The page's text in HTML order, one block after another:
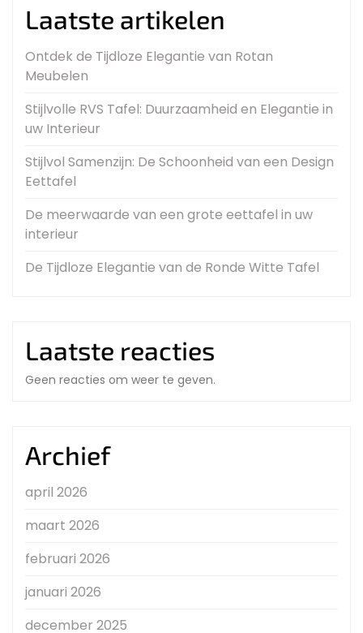
Laatste artikelen
Ontdek de Tijdloze Elegantie van Rotan
Meubelen
Stijlvolle RVS Tafel: Duurzaamheid en Elegantie in
uw Interieur
Stijlvol Samenzijn: De Schoonheid van een Design
Eettafel
De meerwaarde van een grote eettafel in uw
interieur
De Tijdloze Elegantie van de Ronde Witte Tafel
Laatste reacties
Geen reacties om weer te geven.
Archief
april 2026
maart 2026
februari 2026
januari 2026
december 2025